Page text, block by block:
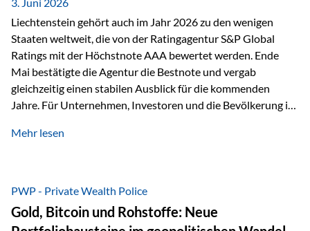
Liechtenstein gehört auch im Jahr 2026 zu den wenigen
Staaten weltweit, die von der Ratingagentur S&P Global
Ratings mit der Höchstnote AAA bewertet werden. Ende
Mai bestätigte die Agentur die Bestnote und vergab
gleichzeitig einen stabilen Ausblick für die kommenden
Jahre. Für Unternehmen, Investoren und die Bevölkerung ist
finanzielle Stabilität des Landes sowie das Vertrauen
trotz Herausforderungen Die weltwirtschaftlichen
Rahmenbedingungen bleiben anspruchsvoll. Geopolitische
Unsicherheiten, eine verhaltene Investitionstätigkeit und
Mehr lesen
PWP - Private Wealth Police
Gold, Bitcoin und Rohstoffe: Neue